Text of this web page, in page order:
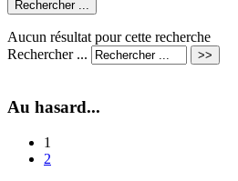
Aucun résultat pour cette recherche
Rechercher ...
Au hasard...
1
2